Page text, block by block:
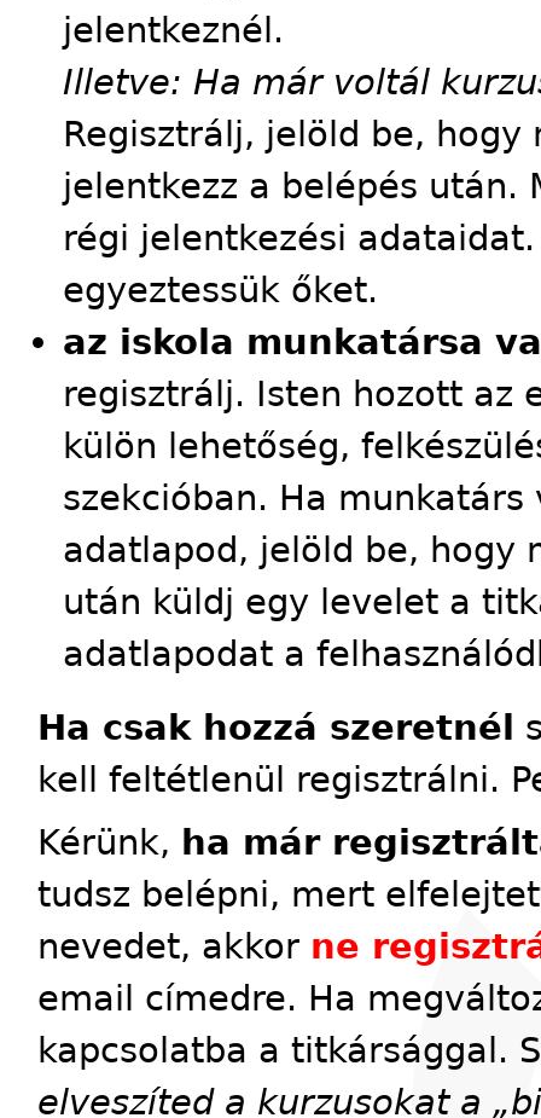
jelentkeznél.
Illetve: Ha már voltál
Regisztrálj, jelöld be,
jelentkezz a belépés után.
régi jelentkezési
egyeztessük őket.
az iskola munkatársa
regisztrálj. Isten hozott az
külön lehetőség,
szekcióban. Ha
adatlapod, jelöld be, hogy
után küldj egy levelet a
adatlapodat a
Ha csak hozzá szeretnél
kell feltétlenül regisztrálni.
Kérünk, ha már
tudsz belépni, mert
nevedet, akkor ne
email címedre. Ha
kapcsolatba a titkársággal.
elveszíted a kurzusokat a